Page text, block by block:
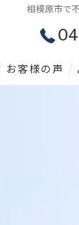
相模原市で
お客様の声